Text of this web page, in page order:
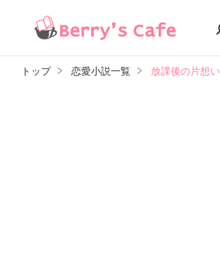
トップ 恋愛小説一覧 放課後の片想い